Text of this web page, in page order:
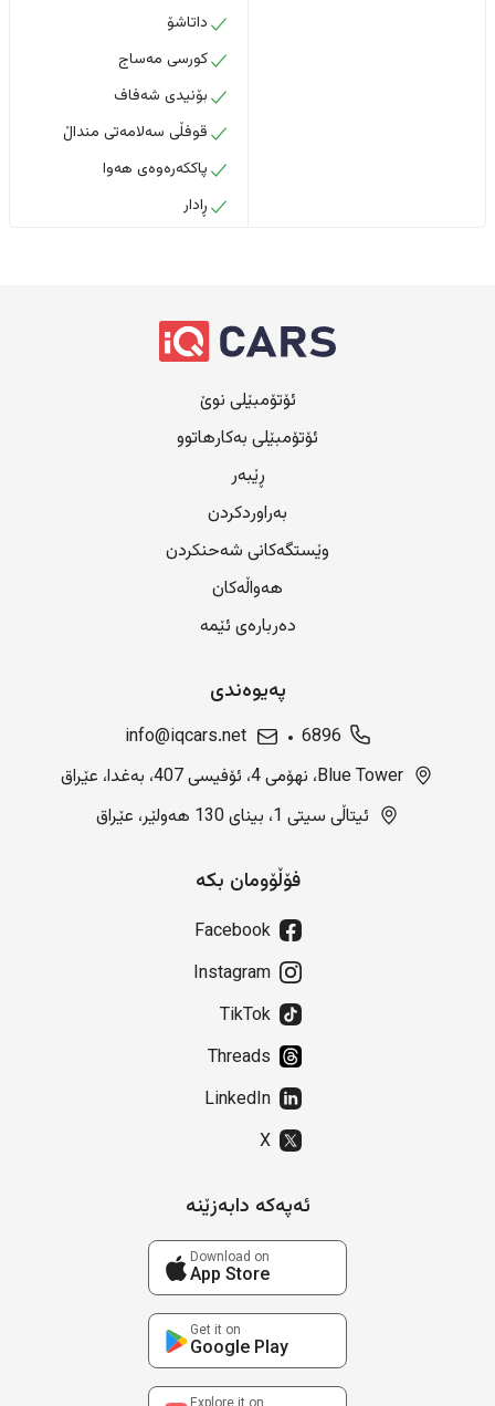
داتاشۆ
کورسی مەساج
بۆنیدی شەفاف
قوفڵی سەلامەتی منداڵ
پاککەرەوەی هەوا
ڕادار
ئۆتۆمبێلی نوێ
ئۆتۆمبێلی بەکارهاتوو
ڕێبەر
بەراوردکردن
وێستگەکانی شەحنکردن
هەواڵەکان
دەربارەی ئێمە
پەیوەندی
6896
info@iqcars.net
Blue Tower، نهۆمی 4، ئۆفیسی 407، بەغدا، عێراق
ئیتاڵی سیتی 1، بینای 130 هەولێر، عێراق
فۆڵۆومان بکە
Facebook
Instagram
TikTok
Threads
LinkedIn
X
ئەپەکە دابەزێنە
Download on
App Store
Get it on
Google Play